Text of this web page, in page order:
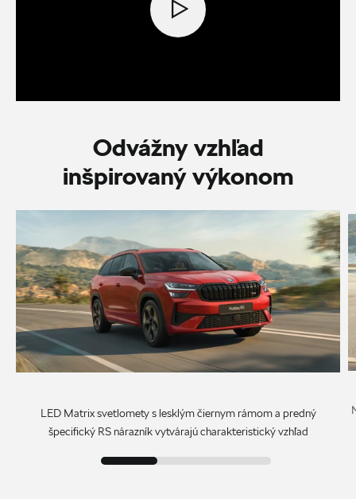
Odvážny vzhľad
inšpirovaný výkonom
LED Matrix svetlomety s lesklým čiernym rámom a predný
špecifický RS nárazník vytvárajú charakteristický vzhľad